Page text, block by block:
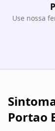
Use nossa
Portao